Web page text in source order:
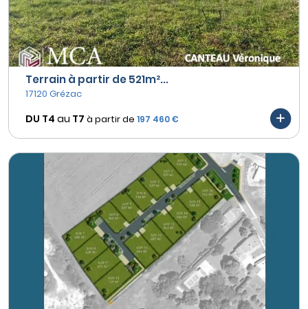
Terrain à partir de 521m²...
17120 Grézac
DU T4 au T7 à partir de 197 460 €